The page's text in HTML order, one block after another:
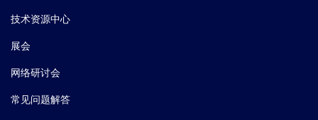
技术资源中心
展会
网络研讨会
常见问题解答